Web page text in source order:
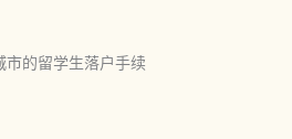
的留学生落户手续